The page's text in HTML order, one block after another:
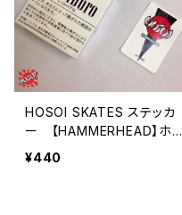
HOSOI SKATES ステッカ
ー 【HAMMERHEAD】ホソ
イ ハンマーヘッド スケ
¥440